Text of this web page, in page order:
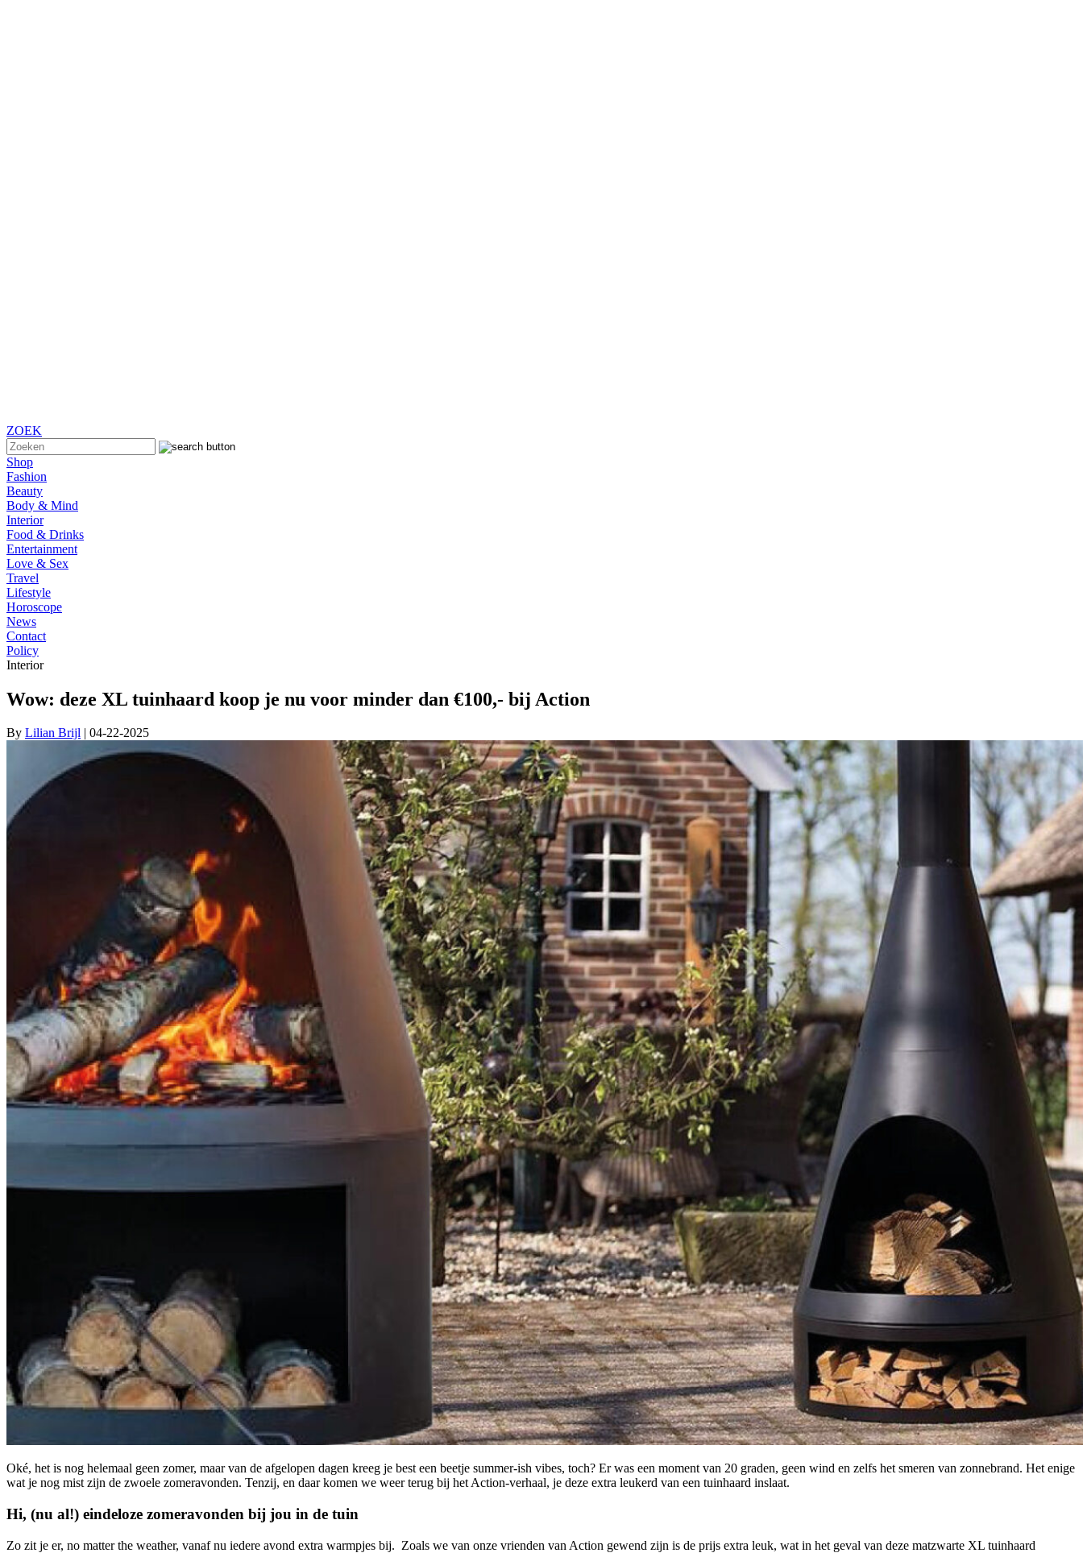
ZOEK
Shop
Fashion
Beauty
Body & Mind
Interior
Food & Drinks
Entertainment
Love & Sex
Travel
Lifestyle
Horoscope
News
Contact
Policy
Interior
Wow: deze XL tuinhaard koop je nu voor minder dan €100,- bij Action
By Lilian Brijl | 04-22-2025
Oké, het is nog helemaal geen zomer, maar van de afgelopen dagen kreeg je best een beetje summer-ish vibes, toch? Er was een moment van 20 graden, geen wind en zelfs het smeren van zonnebrand. Het enige
wat je nog mist zijn de zwoele zomeravonden. Tenzij, en daar komen we weer terug bij het Action-verhaal, je deze extra leukerd van een tuinhaard inslaat.
Hi, (nu al!) eindeloze zomeravonden bij jou in de tuin
Zo zit je er, no matter the weather, vanaf nu iedere avond extra warmpjes bij. Zoals we van onze vrienden van Action gewend zijn is de prijs extra leuk, wat in het geval van deze matzwarte XL tuinhaard